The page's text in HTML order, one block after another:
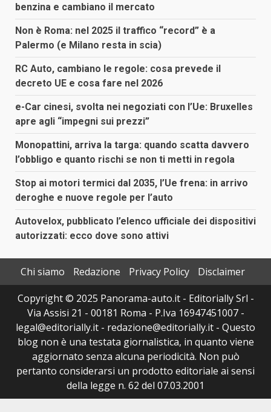
benzina e cambiano il mercato
Non è Roma: nel 2025 il traffico “record” è a
Palermo (e Milano resta in scia)
RC Auto, cambiano le regole: cosa prevede il
decreto UE e cosa fare nel 2026
e-Car cinesi, svolta nei negoziati con l’Ue: Bruxelles
apre agli “impegni sui prezzi”
Monopattini, arriva la targa: quando scatta davvero
l’obbligo e quanto rischi se non ti metti in regola
Stop ai motori termici dal 2035, l’Ue frena: in arrivo
deroghe e nuove regole per l’auto
Autovelox, pubblicato l’elenco ufficiale dei dispositivi
autorizzati: ecco dove sono attivi
Chi siamo Redazione Privacy Policy
Disclaimer
Copyright © 2025 Panorama-auto.it - Editorially Srl -
Via Assisi 21 - 00181 Roma - P.Iva 16947451007 -
legal@editorially.it - redazione@editorially.it - Questo
blog non è una testata giornalistica, in quanto viene
aggiornato senza alcuna periodicità. Non può
pertanto considerarsi un prodotto editoriale ai sensi
della legge n. 62 del 07.03.2001